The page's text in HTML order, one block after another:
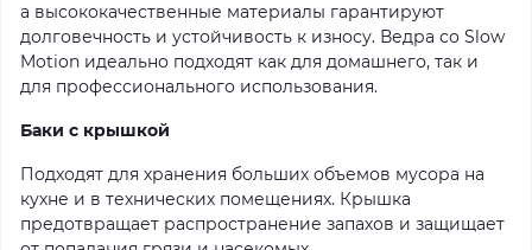
а высококачественные материалы гарантируют
долговечность и устойчивость к износу. Ведра со Slow
Motion идеально подходят как для домашнего, так и
для профессионального использования.
Баки с крышкой
Подходят для хранения больших объемов мусора на
кухне и в технических помещениях. Крышка
предотвращает распространение запахов и защищает